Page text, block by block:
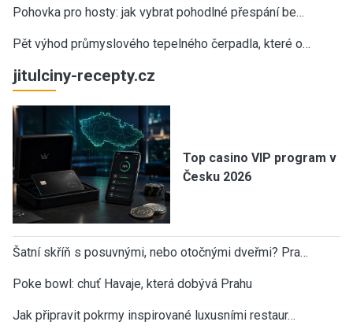
Pohovka pro hosty: jak vybrat pohodlné přespání be…
Pět výhod průmyslového tepelného čerpadla, které o…
jitulciny-recepty.cz
Top casino VIP program v
Česku 2026
Šatní skříň s posuvnými, nebo otočnými dveřmi? Pra…
Poke bowl: chuť Havaje, která dobývá Prahu
Jak připravit pokrmy inspirované luxusními restaur…